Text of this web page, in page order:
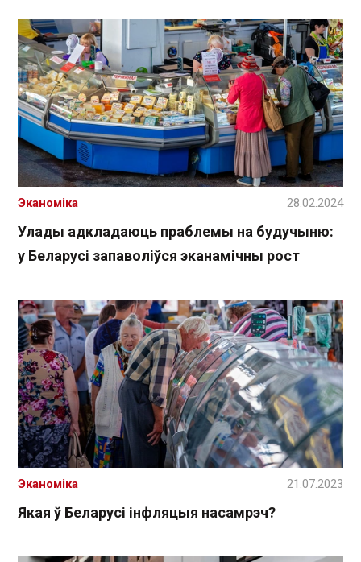
Улады адкладаюць праблемы на будучыню:
у Беларусі запаволіўся эканамічны рост
Эканоміка 28.02.2024
Якая ў Беларусі інфляцыя насамрэч?
Эканоміка 21.07.2023